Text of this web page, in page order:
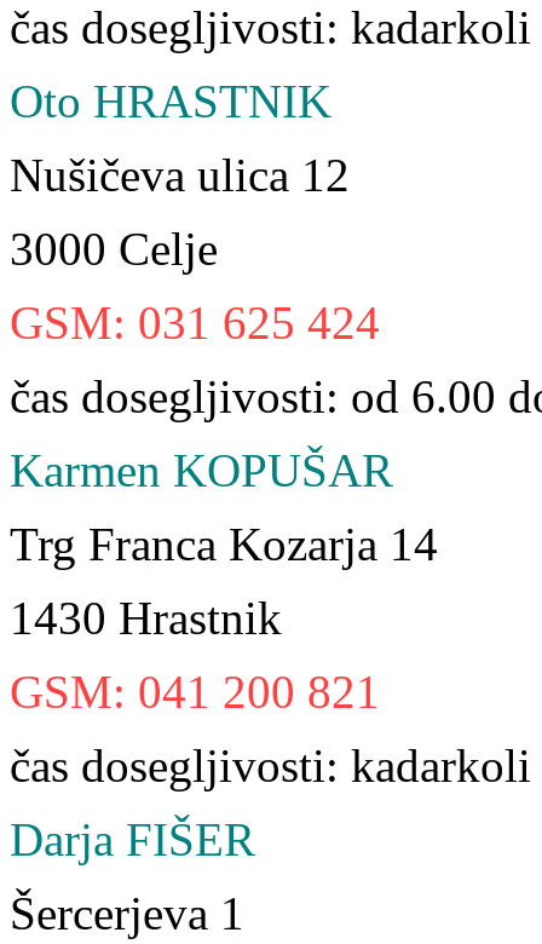
čas dosegljivosti: kadarkoli
Oto HRASTNIK
Nušičeva ulica 12
3000 Celje
GSM: 031 625 424
čas dosegljivosti: od 6.00
Karmen KOPUŠAR
Trg Franca Kozarja 14
1430 Hrastnik
GSM: 041 200 821
čas dosegljivosti: kadarkoli
Darja FIŠER
Šercerjeva 1